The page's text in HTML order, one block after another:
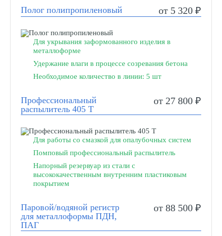
Полог полипропиленовый от 5 320 ₽
Для укрывания заформованного изделия в
металлоформе
Удержание влаги в процессе созревания бетона
Необходимое количество в линии: 5 шт
Профессиональный
распылитель 405 Т
от 27 800 ₽
Для работы со смазкой для опалубочных систем
Помповый профессиональный распылитель
Напорный резервуар из стали с
высококачественным внутренним пластиковым
покрытием
Паровой/водяной регистр
для металлоформы ПДН,
ПАГ
от 88 500 ₽